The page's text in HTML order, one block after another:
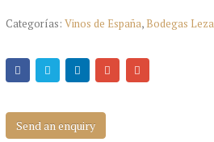
Categorías: Vinos de España, Bodegas
Send an enquiry